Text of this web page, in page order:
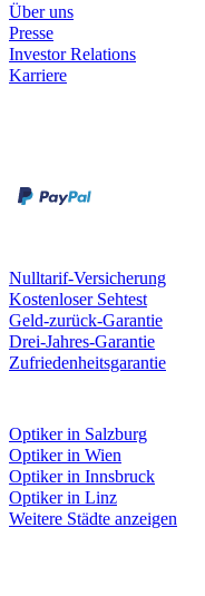
Über uns
Presse
Investor Relations
Karriere
Nulltarif-Versicherung
Kostenloser Sehtest
Geld-zurück-Garantie
Drei-Jahres-Garantie
Zufriedenheitsgarantie
Optiker in Salzburg
Optiker in Wien
Optiker in Innsbruck
Optiker in Linz
Weitere Städte anzeigen